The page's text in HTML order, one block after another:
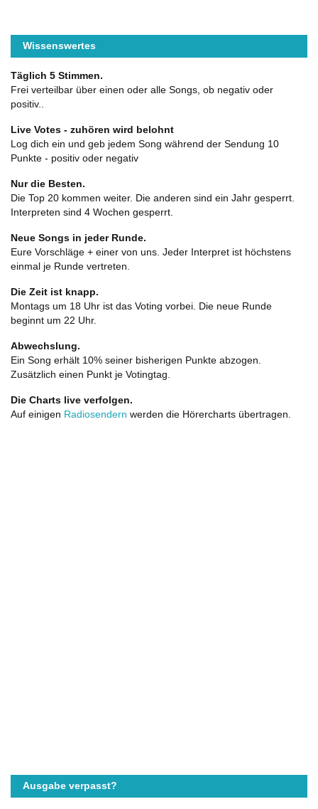
Wissenswertes
Täglich 5 Stimmen.
Frei verteilbar über einen oder alle Songs, ob negativ oder
positiv..
Live Votes - zuhören wird belohnt
Log dich ein und geb jedem Song während der Sendung 10
Punkte - positiv oder negativ
Nur die Besten.
Die Top 20 kommen weiter. Die anderen sind ein Jahr gesperrt.
Interpreten sind 4 Wochen gesperrt.
Neue Songs in jeder Runde.
Eure Vorschläge + einer von uns. Jeder Interpret ist höchstens
einmal je Runde vertreten.
Die Zeit ist knapp.
Montags um 18 Uhr ist das Voting vorbei. Die neue Runde
beginnt um 22 Uhr.
Abwechslung.
Ein Song erhält 10% seiner bisherigen Punkte abzogen.
Zusätzlich einen Punkt je Votingtag.
Die Charts live verfolgen.
Auf einigen Radiosendern werden die Hörercharts übertragen.
Ausgabe verpasst?